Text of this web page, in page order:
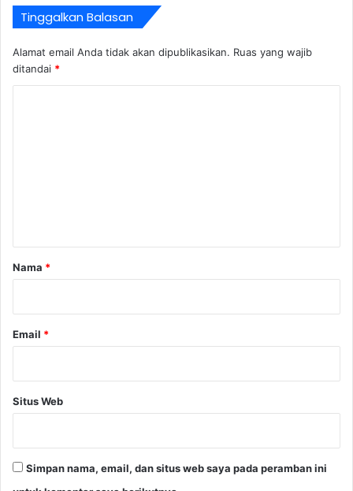
Tinggalkan Balasan
Alamat email Anda tidak akan dipublikasikan. Ruas yang wajib
ditandai *
rNama *
Email *
Situs Web
Simpan nama, email, dan situs web saya pada peramban ini